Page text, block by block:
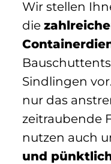
Wir stellen
die
Sindlingen
nur das
zeitraubende
nutzen auch
und